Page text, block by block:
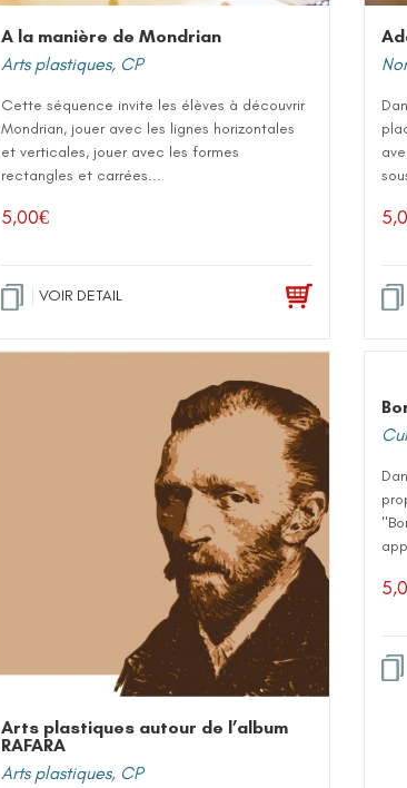
A la manière de Mondrian
Arts plastiques, CP
Cette séquence invite les élèves à découvrir
Mondrian, jouer avec les lignes horizontales
et verticales, jouer avec les formes
rectangles et carrées...
5,00€
VOIR DETAIL
Arts plastiques autour de l’album
RAFARA
Arts plastiques, CP